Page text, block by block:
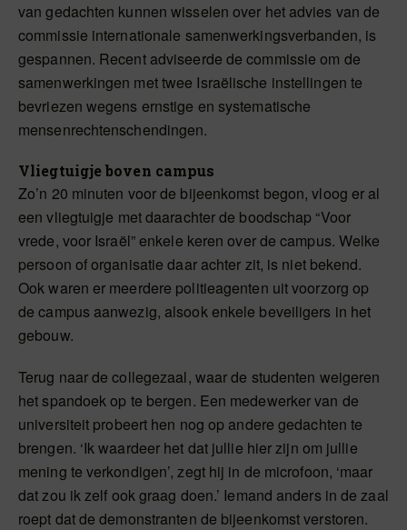
van gedachten kunnen wisselen over het advies van de
commissie internationale samenwerkingsverbanden, is
gespannen. Recent adviseerde de commissie om de
samenwerkingen met twee Israëlische instellingen te
bevriezen wegens ernstige en systematische
mensenrechtenschendingen.
Vliegtuigje boven campus
Zo’n 20 minuten voor de bijeenkomst begon, vloog er al
een vliegtuigje met daarachter de boodschap “Voor
vrede, voor Israël” enkele keren over de campus. Welke
persoon of organisatie daar achter zit, is niet bekend.
Ook waren er meerdere politieagenten uit voorzorg op
de campus aanwezig, alsook enkele beveiligers in het
gebouw.
Terug naar de collegezaal, waar de studenten weigeren
het spandoek op te bergen. Een medewerker van de
universiteit probeert hen nog op andere gedachten te
brengen. ‘Ik waardeer het dat jullie hier zijn om jullie
mening te verkondigen’, zegt hij in de microfoon, ‘maar
dat zou ik zelf ook graag doen.’ Iemand anders in de zaal
roept dat de demonstranten de bijeenkomst verstoren.